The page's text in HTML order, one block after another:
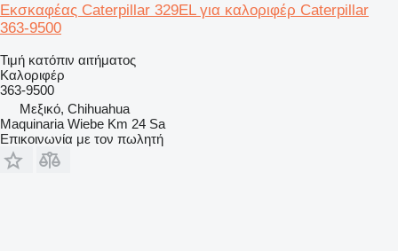
Εκσκαφέας Caterpillar 329EL για καλοριφέρ Caterpillar
363-9500
Τιμή κατόπιν αιτήματος
Καλοριφέρ
363-9500
Μεξικό, Chihuahua
Maquinaria Wiebe Km 24 Sa
Επικοινωνία με τον πωλητή